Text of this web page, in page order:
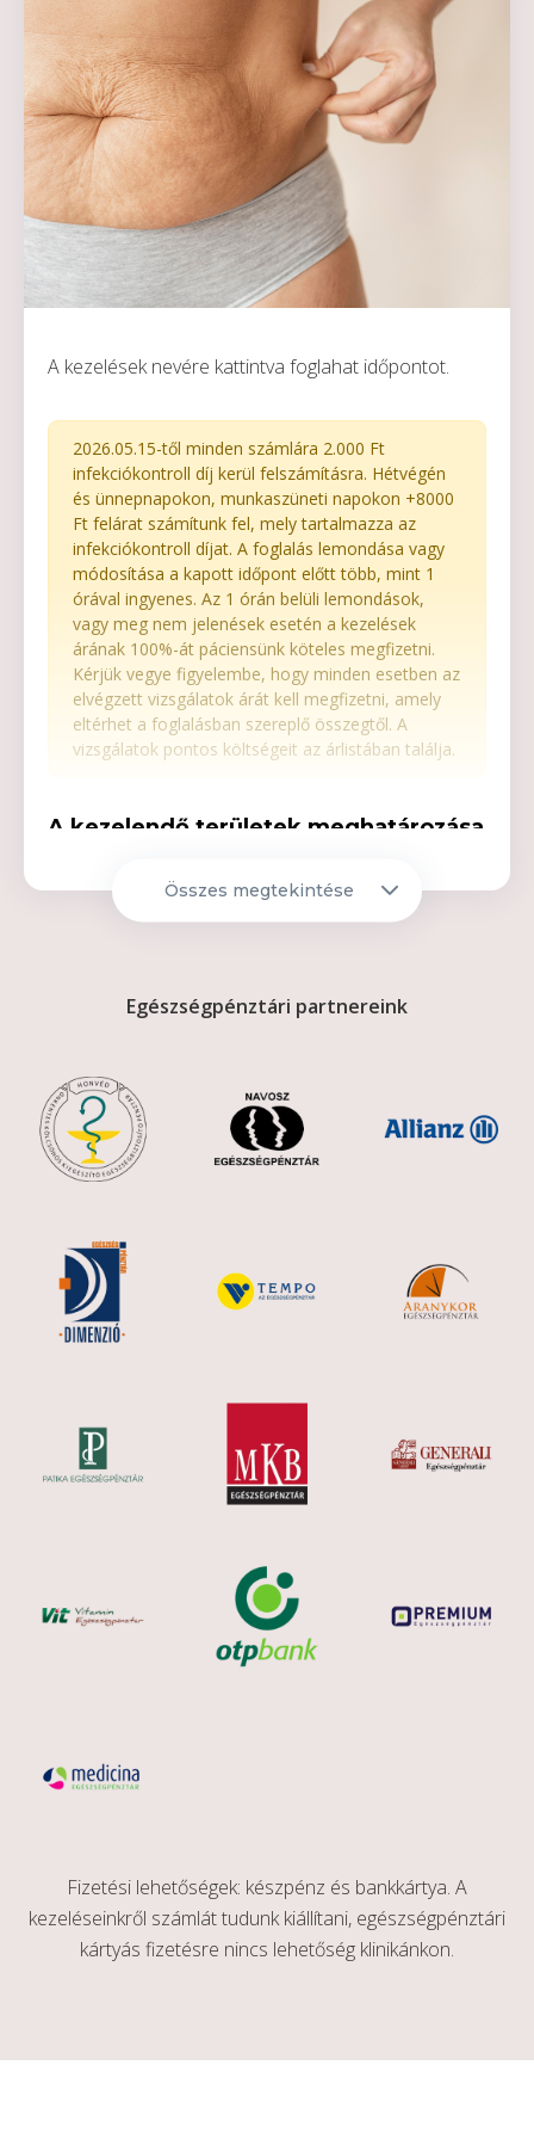
A kezelések nevére kattintva foglahat időpontot.
2026.05.15-től minden számlára 2.000 Ft
infekciókontroll díj kerül felszámításra. Hétvégén
és ünnepnapokon, munkaszüneti napokon +8000
Ft felárat számítunk fel, mely tartalmazza az
infekciókontroll díjat. A foglalás lemondása vagy
módosítása a kapott időpont előtt több, mint 1
órával ingyenes. Az 1 órán belüli lemondások,
vagy meg nem jelenések esetén a kezelések
árának 100%-át páciensünk köteles megfizetni.
Kérjük vegye figyelembe, hogy minden esetben az
elvégzett vizsgálatok árát kell megfizetni, amely
eltérhet a foglalásban szereplő összegtől. A
vizsgálatok pontos költségeit az árlistában találja.
A kezelendő területek meghatározása
Kérjük, hogy a hölgyek smink és
X Pigment rendellenesség 640nm
- Teljes arc
- Nyak
40. 000 Ft
- Kezek
40. 000 Ft
70. 000 Ft
- Hát
X Rosacea kezelése 585nm
- Orr
- Orr + orcák
85. 000 Ft
- Nyak
50. 000 Ft
Összes megtekintése
Egészségpénztári partnereink
Fizetési lehetőségek: készpénz és bankkártya. A
kezeléseinkről számlát tudunk kiállítani, egészségpénztári
kártyás fizetésre nincs lehetőség klinikánkon.